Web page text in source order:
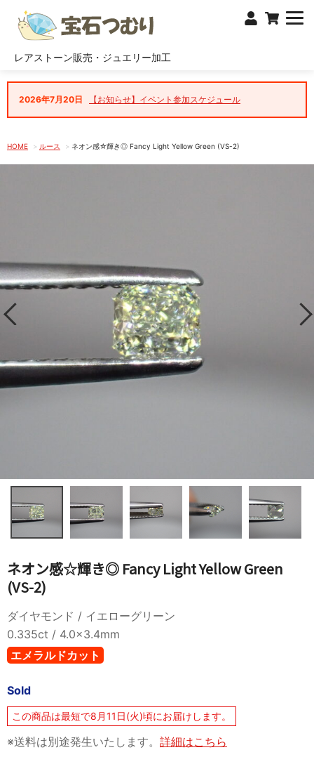
レアストーン販売・ジュエリー加工
2026年7月20日 【お知らせ】イベント参加スケジュール
HOME ルース ネオン感☆輝き◎ Fancy Light Yellow Green (VS-2)
ネオン感☆輝き◎ Fancy Light Yellow Green
(VS-2)
ダイヤモンド / イエローグリーン
0.335ct / 4.0×3.4mm
エメラルドカット
Sold
この商品は最短で8月11日(火)頃にお届けします。
※送料は別途発生いたします。 詳細はこちら